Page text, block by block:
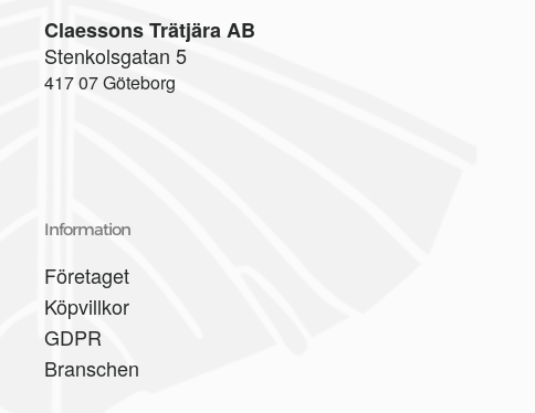
Claessons Trätjära AB
Stenkolsgatan 5
417 07 Göteborg
Information
Företaget
Köpvillkor
GDPR
Branschen